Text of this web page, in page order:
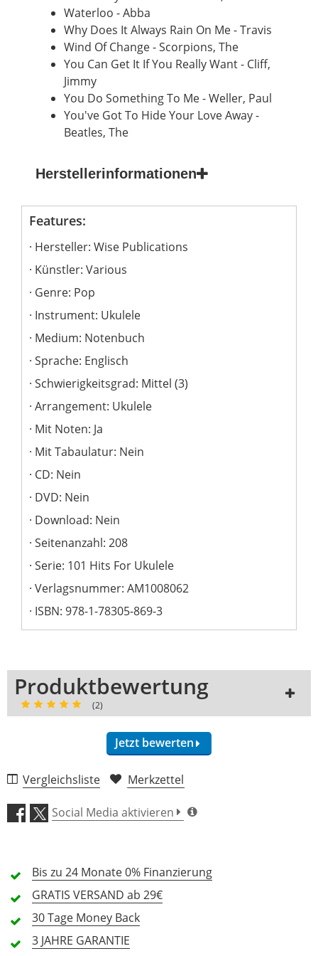
Waterloo - Abba
Why Does It Always Rain On Me - Travis
Wind Of Change - Scorpions, The
You Can Get It If You Really Want - Cliff,
Jimmy
You Do Something To Me - Weller, Paul
You've Got To Hide Your Love Away -
Beatles, The
Herstellerinformationen
Features:
Hersteller: Wise Publications
Künstler: Various
Genre: Pop
Instrument: Ukulele
Medium: Notenbuch
Sprache: Englisch
Schwierigkeitsgrad: Mittel (3)
Arrangement: Ukulele
Mit Noten: Ja
Mit Tabaulatur: Nein
CD: Nein
DVD: Nein
Download: Nein
Seitenanzahl: 208
Serie: 101 Hits For Ukulele
Verlagsnummer: AM1008062
ISBN: 978-1-78305-869-3
Produktbewertung
(2)
Jetzt bewerten
Arrangement (5,0)
5 Sterne
4 Sterne
3 Sterne
Vergleichsliste Merkzettel
Social Media aktivieren
Bis zu 24 Monate0% Finanzierung
GRATIS VERSAND ab 29€
30 Tage Money Back
3 JAHRE GARANTIE